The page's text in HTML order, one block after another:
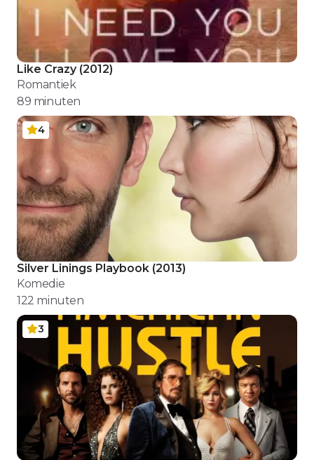
Like Crazy(2012)
Romantiek
89 minuten
4
Silver Linings Playbook (2013)
Komedie
122 minuten
3